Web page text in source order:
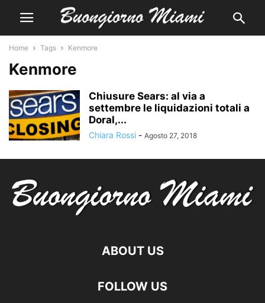
Home Tags Kenmore
Kenmore
Chiusure Sears: al via a
settembre le liquidazioni totali a
Doral,...
Chiara Rossi - Agosto 27, 2018
ABOUT US
FOLLOW US